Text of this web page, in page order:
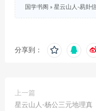
国学书阁 » 星云山人-易卦
分享到：
上一篇
星云山人-杨公三元地理真